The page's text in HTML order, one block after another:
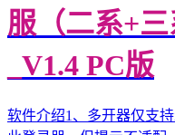
服（二系+
_V1.4 PC版
软件介绍1、多开器仅支